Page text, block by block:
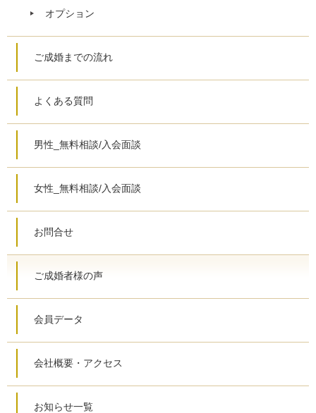
オプション
ご成婚までの流れ
よくある質問
男性_無料相談/入会面談
女性_無料相談/入会面談
お問合せ
ご成婚者様の声
会員データ
会社概要・アクセス
お知らせ一覧